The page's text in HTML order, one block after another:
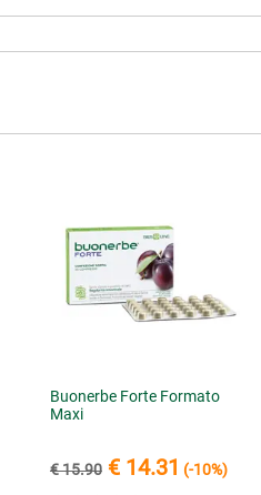
Buonerbe Forte Formato
Maxi
€ 15.90 € 14.31 (-10%)